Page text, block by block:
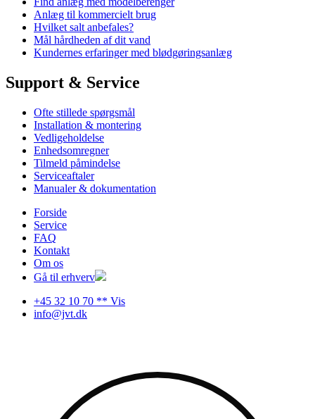
Anlæg til kommercielt brug
Hvilket salt anbefales?
Mål hårdheden af dit vand
Kundernes erfaringer med blødgøringsanlæg
Support & Service
Ofte stillede spørgsmål
Installation & montering
Vedligeholdelse
Enhedsomregner
Tilmeld påmindelse
Serviceaftaler
Manualer & dokumentation
Forside
Service
FAQ
Kontakt
Om os
Gå til erhverv
+45 32 10 70 ** Vis
info@jvt.dk